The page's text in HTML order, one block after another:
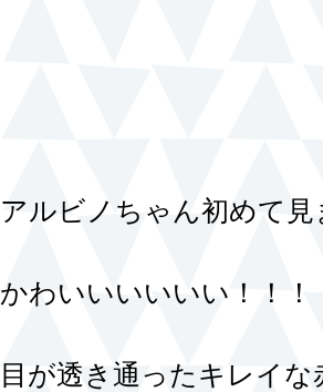
アルビノちゃん初めて見
かわいいいいいい！！！
目が透き通ったキレイな